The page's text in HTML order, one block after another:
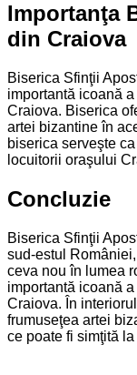
Importanţa
din Craiova
Biserica Sfinţii
importantă icoană
Craiova. Biserica
artei bizantine în
biserica serveşte
locuitorii oraşului
Concluzie
Biserica Sfinţii
sud-estul
ceva nou în lumea
importantă icoană
Craiova. În
frumuseţea artei
ce poate fi simţită